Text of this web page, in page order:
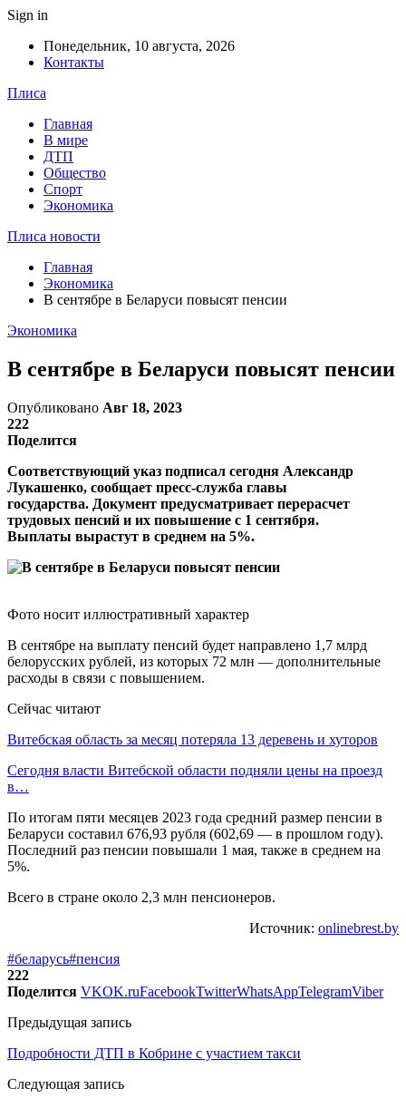
Sign in
Понедельник, 10 августа, 2026
Контакты
Плиса
Главная
В мире
ДТП
Общество
Спорт
Экономика
Плиса новости
Главная
Экономика
В сентябре в Беларуси повысят пенсии
Экономика
В сентябре в Беларуси повысят пенсии
Опубликовано Авг 18, 2023
222
Поделится
Соответствующий указ подписал сегодня Александр
Лукашенко, сообщает пресс-служба главы
государства. Документ предусматривает перерасчет
трудовых пенсий и их повышение с 1 сентября.
Выплаты вырастут в среднем на 5%.
Фото носит иллюстративный характер
В сентябре на выплату пенсий будет направлено 1,7 млрд
белорусских рублей, из которых 72 млн — дополнительные
расходы в связи с повышением.
Сейчас читают
Витебская область за месяц потеряла 13 деревень и хуторов
Сегодня власти Витебской области подняли цены на проезд
в…
По итогам пяти месяцев 2023 года средний размер пенсии в
Беларуси составил 676,93 рубля (602,69 — в прошлом году).
Последний раз пенсии повышали 1 мая, также в среднем на
5%.
Всего в стране около 2,3 млн пенсионеров.
Источник: onlinebrest.by
#беларусь#пенсия
222
Поделится VKOK.ruFacebookTwitterWhatsAppTelegramViber
Предыдущая запись
Подробности ДТП в Кобрине с участием такси
Следующая запись